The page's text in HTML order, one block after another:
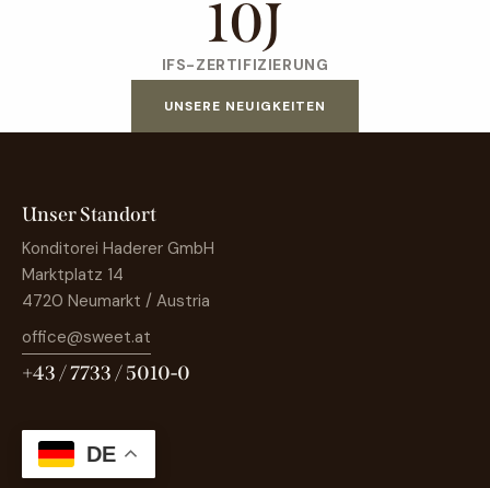
IFS-ZERTIFIZIERUNG
10J
UNSERE NEUIGKEITEN
Unser Standort
Konditorei Haderer GmbH
Marktplatz 14
4720 Neumarkt / Austria
office@sweet.at
+43 / 7733 / 5010-0
DE